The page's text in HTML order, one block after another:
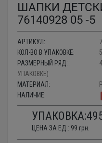
ШАПКИ
76140928 05 -5
АРТИКУЛ:
КОЛ-ВО В УПАКОВКЕ:
5
РАЗМЕРНЫЙ РЯД: :
УПАКОВКЕ)
МАТЕРИАЛ:
НАЛИЧИЕ:
УПАКОВКА:
ЦЕНА ЗА ЕД.: 99 грн.